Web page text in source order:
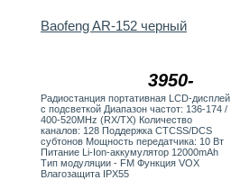
3950-
Baofeng AR-152 черный
Радиостанция портативная LCD-дисплей
с подсветкой Диапазон частот: 136-174 /
400-520MHz (RX/TX) Количество
каналов: 128 Поддержка CTCSS/DCS
субтонов Мощность передатчика: 10 Вт
Питание Li-Ion-аккумулятор 12000mAh
Тип модуляции - FM Функция VOX
Влагозащита IPX55